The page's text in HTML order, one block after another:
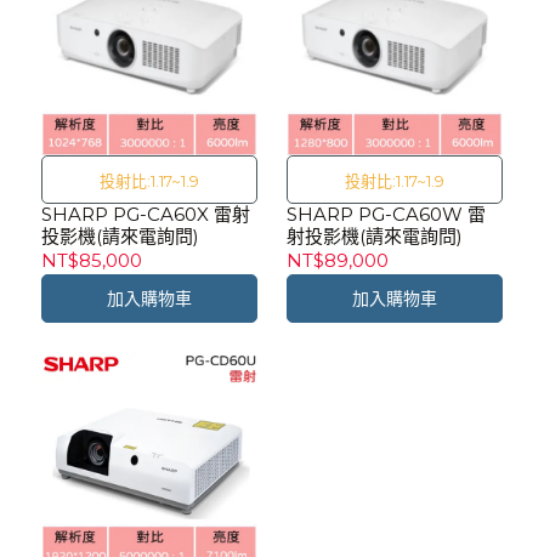
投射比:1.17~1.9
SHARP PG-CA60X 雷射
投影機(請來電詢問)
NT$85,000
加入購物車
投射比:1.17~1.9
SHARP PG-CA60W 雷
射投影機(請來電詢問)
NT$89,000
加入購物車